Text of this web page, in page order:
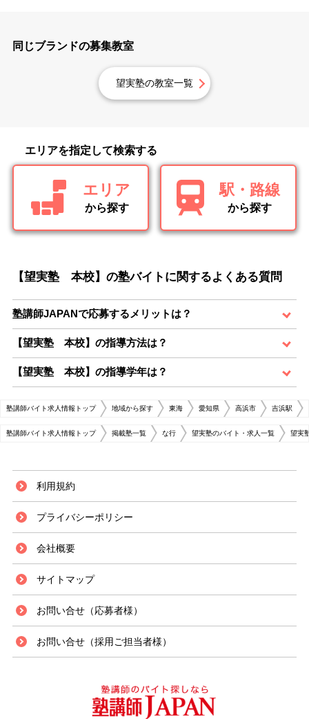
同じブランドの募集教室
望実塾の教室一覧
エリアを指定して検索する
エリア
から探す
駅・路線
から探す
【望実塾 本校】の塾バイトに関するよくある質問
塾講師JAPANで応募するメリットは？
【望実塾 本校】の指導方法は？
【望実塾 本校】の指導学年は？
塾講師バイト求人情報トップ 地域から探す 東海 愛知県 高浜市 吉浜駅
塾講師バイト求人情報トップ 掲載塾一覧 な行 望実塾のバイト・求人一覧 望実
利用規約
プライバシーポリシー
会社概要
サイトマップ
お問い合せ（応募者様）
お問い合せ（採用ご担当者様）